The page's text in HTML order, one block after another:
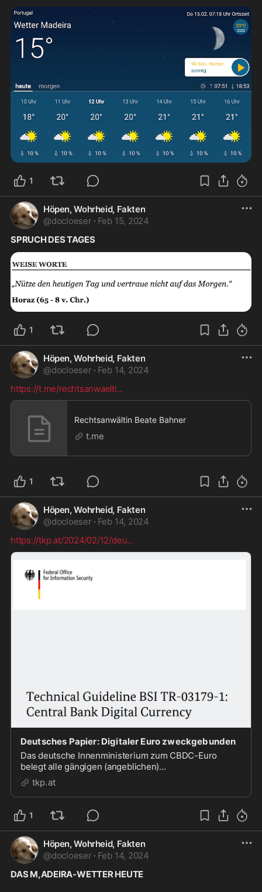
1
Höpen, Wohrheid, Fakten
@docloeser · Feb 15, 2024
SPRUCH DES TAGES
1
Höpen, Wohrheid, Fakten
@docloeser · Feb 14, 2024
https://t.me/rechtsanwaelti...
Rechtsanwältin Beate Bahner
t.me
1
Höpen, Wohrheid, Fakten
@docloeser · Feb 14, 2024
https://tkp.at/2024/02/12/deu...
Deutsches Papier: Digitaler Euro zweckgebunden
Das deutsche Innenministerium zum CBDC-Euro
belegt alle gängigen (angeblichen)
Verschwörungstheorien: Über den digitalen Euro wird
man nicht frei verfügen können.
tkp.at
1
Höpen, Wohrheid, Fakten
@docloeser · Feb 14, 2024
DAS M,ADEIRA-WETTER HEUTE